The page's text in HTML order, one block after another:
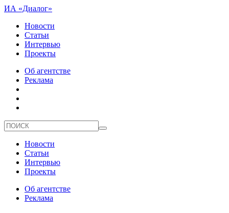
ИА «Диалог»
Новости
Статьи
Интервью
Проекты
Об агентстве
Реклама
Новости
Статьи
Интервью
Проекты
Об агентстве
Реклама